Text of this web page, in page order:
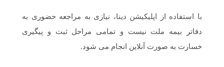
با استفاده از اپلیکیشن دینا، نیازی به مراجعه حضوری به
دفاتر بیمه ملت نیست و تمامی مراحل ثبت و پیگیری
خسارت به صورت آنلاین انجام می شود.